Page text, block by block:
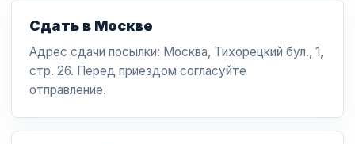
Сдать в Москве
Адрес сдачи посылки: Москва, Тихорецкий бул., 1,
стр. 26. Перед приездом согласуйте
отправление.